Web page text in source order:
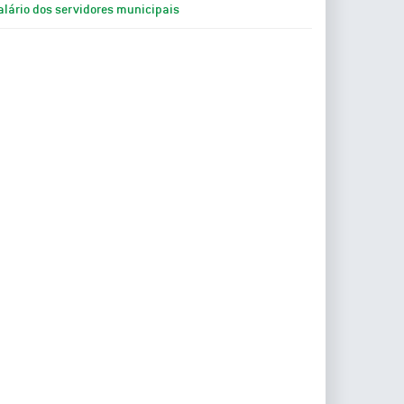
dos servidores municipais